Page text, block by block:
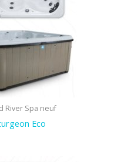
River Spa neuf
Eco